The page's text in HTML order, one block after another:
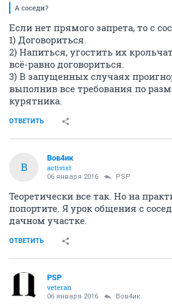
А соседи?
Если нет прямого запрета, то с
1) Договориться.
2) Напиться, угостить их
всё-равно договориться.
3) В запущенных случаях
выполнив все требования по
курятника.
ОТВЕТИТЬ
В
Вов4ик
activist
06 января 2016 PSP
Теоретически все так. Но на
попортите. Я урок общения с
дачном участке.
ОТВЕТИТЬ
PSP
veteran
06 января 2016 Вов4ик